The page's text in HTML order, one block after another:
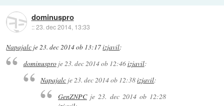
dominuspro
::23. dec 2014, 13:33
Napajalc je 23. dec 2014 ob 13:17izjavil:
dominusproje23. dec 2014 ob 12:46izjavil:
Napajalc je23. dec 2014 ob 12:38izjavil:
GenZNPCje 23. dec 2014 ob 12:28